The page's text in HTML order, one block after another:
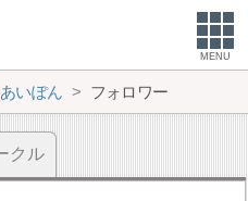
MENU
あいぽん フォロワー
クル